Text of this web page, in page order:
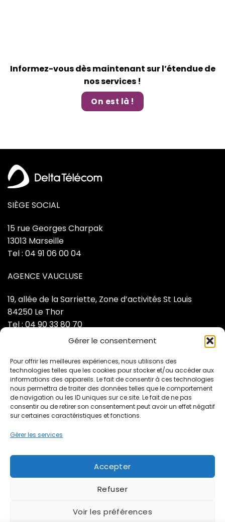
Gérer le consentement
Pour offrir les meilleures expériences, nous utilisons des
technologies telles que les cookies pour stocker et/ou accéder aux
informations des appareils. Le fait de consentir à ces technologies
nous permettra de traiter des données telles que le comportement
de navigation ou les ID uniques sur ce site. Le fait de ne pas
consentir ou de retirer son consentement peut avoir un effet négatif
sur certaines caractéristiques et fonctions.
Gérer les services
Accepter
Refuser
Voir les préférences
Informez-vous dès maintenant sur l’étendue de
nos services !
On est là !
SIÈGE SOCIAL
15 rue Georges Charpak
13013 Marseille
Tel : 04 91 06 00 04
AGENCE VAUCLUSE
19, allée de la Sarriette, Zone d’activités St Louis
84250 Le Thor
Tel : 04 90 33 80 70
AIDE & SERVICE CLIENT
Contactez-nous
Mentions légales
Politique de confidentialité
Notre équipe